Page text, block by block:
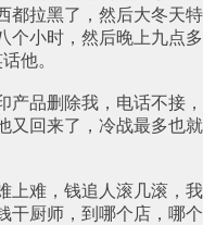
都拉黑了，然后大冬天特
个小时，然后晚上九点多
他。
产品删除我，电话不接，
又回来了，冷战最多也就
上难，钱追人滚几滚，我
干厨师，到哪个店，哪个